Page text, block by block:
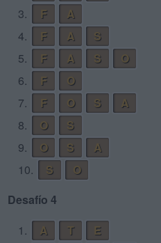
3.
F
A
4.
F A
S
5.
F A S
O
6.
F
O
7.
F O S
A
8.
O
S
9.
O S
A
10.
S
O
Desafío 4
1.
A T
E